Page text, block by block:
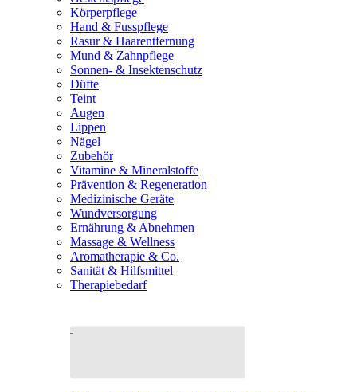
Körperpflege
Hand & Fusspflege
Rasur & Haarentfernung
Mund & Zahnpflege
Sonnen- & Insektenschutz
Düfte
Teint
Augen
Lippen
Nägel
Zubehör
Vitamine & Mineralstoffe
Prävention & Regeneration
Medizinische Geräte
Wundversorgung
Ernährung & Abnehmen
Massage & Wellness
Aromatherapie & Co.
Sanität & Hilfsmittel
Therapiebedarf